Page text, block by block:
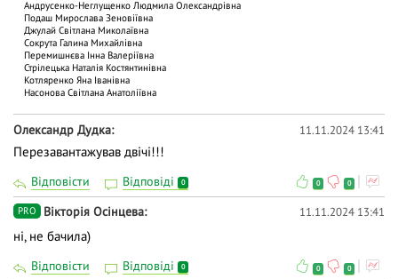
Андрусенко-Неглущенко Людмила Олександрівна
Подаш Мирослава Зеновіївна
Джулай Світлана Миколаївна
Сокрута Галина Михайлівна
Перемишнєва Інна Валеріївна
Стрілецька Наталія Костянтинівна
Котляренко Яна Іванівна
Насонова Світлана Анатоліївна
Олександр Дудка 11.11.2024 13:41
Перезавантажував двічі!!!
Відповісти Відповіді 0 0 0
PRO Вікторія Осінцева 11.11.2024 13:41
ні, не бачила)
Відповісти Відповіді 0 0 0